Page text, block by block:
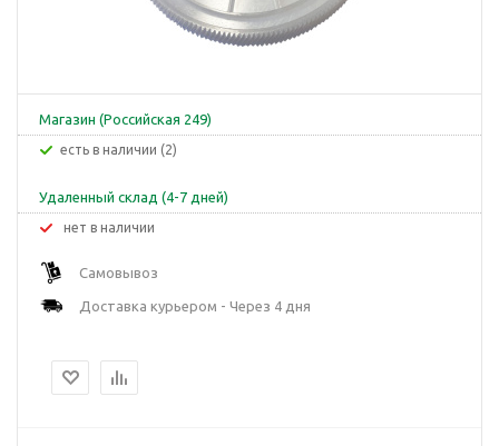
Магазин (Российская 249)
Есть в наличии (2)
Удаленный склад (4-7 дней)
Нет в наличии
Самовывоз
Доставка курьером - Через 4 дня